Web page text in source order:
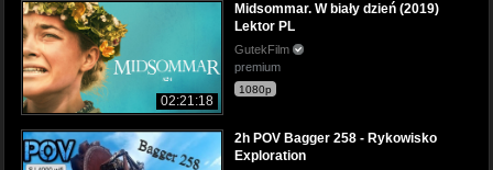
02:21:18
Midsommar. W biały dzień (2019)
Lektor PL
GutekFilm
premium
1080p
2h POV Bagger 258 - Rykowisko
Exploration